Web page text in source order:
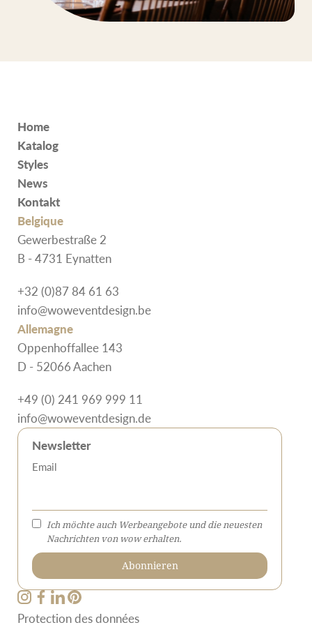
Home
Katalog
Styles
News
Kontakt
Belgique
Gewerbestraße 2
B - 4731 Eynatten
+32 (0)87 84 61 63
info@woweventdesign.be
Allemagne
Oppenhoffallee 143
D - 52066 Aachen
+49 (0) 241 969 999 11
info@woweventdesign.de
Newsletter
Email
Ich möchte auch Werbeangebote und die neuesten
Nachrichten von wow erhalten.
Protection des données